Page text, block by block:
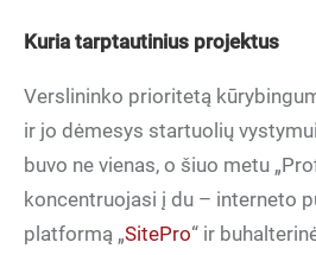
Kuria tarptautinius projektus
Verslininko prioritetą
ir jo dėmesys startuolių
buvo ne vienas, o šiuo metu
koncentruojasi į du – interneto
platformą „SitePro“ ir